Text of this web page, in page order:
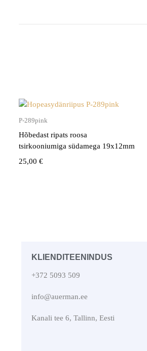
P-289pink
Hõbedast ripats roosa
tsirkooniumiga südamega 19x12mm
25,00 €
KLIENDITEENINDUS
+372 5093 509
info@auerman.ee
Kanali tee 6, Tallinn, Eesti